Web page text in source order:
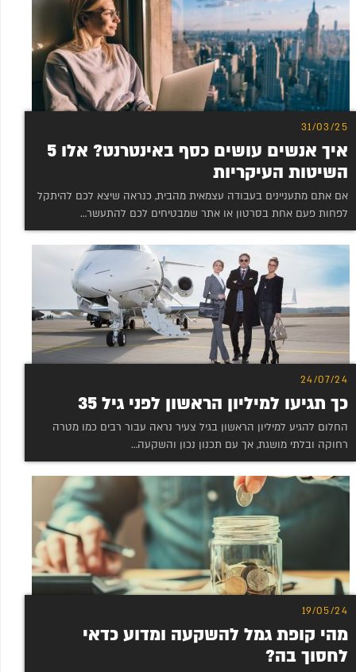
31/03/25
איך אנשים עושים כסף באינטרנט? אלו 5
השיטות העיקריות
אם אתם מתעניינים בעבודה עצמאית מהבית, כנראה שיצא לכם להיתקל
לפחות פעם אחת בסרטון או אתר שמבטיחים לכם להתעשר…
24/07/24
כך תגיעו למיליון הראשון לפני גיל 35
החלום להגיע למיליון הראשון בגיל צעיר נראה עבור רבים כמו מטרה
רחוקה ובלתי מושגת, אך עם תכנון נכון והשקעה…
19/05/24
מהי קופת גמל להשקעה ומדוע כדאי
לחסוך בה?